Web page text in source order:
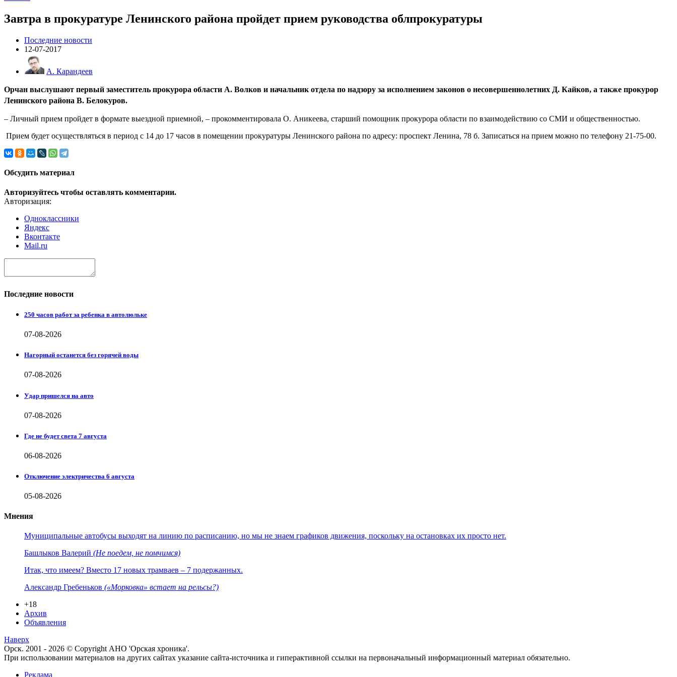
Завтра в прокуратуре Ленинского района пройдет прием руководства облпрокуратуры
Последние новости
12-07-2017
А. Карандеев
Орчан выслушают первый заместитель прокурора области А. Волков и начальник отдела по надзору за исполнением законов о несовершеннолетних Д. Кайков, а также прокурор
Ленинского района В. Белокуров.
– Личный прием пройдет в формате выездной приемной, – прокомментировала О. Аникеева, старший помощник прокурора области по взаимодействию со СМИ и общественностью.
Прием будет осуществляться в период с 14 до 17 часов в помещении прокуратуры Ленинского района по адресу: проспект Ленина, 78 б. Записаться на прием можно по телефону 21-75-00.
Обсудить материал
Авторизуйтесь чтобы оставлять комментарии.
Авторизация:
Одноклассники
Яндекс
Вконтакте
Mail.ru
Последние новости
250 часов работ за ребенка в автолюльке
07-08-2026
Нагорный останется без горячей воды
07-08-2026
Удар пришелся на авто
07-08-2026
Где не будет света 7 августа
06-08-2026
Отключение электричества 6 августа
05-08-2026
Мнения
Муниципальные автобусы выходят на линию по расписанию, но мы не знаем графиков движения, поскольку на остановках их просто нет.
Башлыков Валерий (Не поедем, не помчимся)
Итак, что имеем? Вместо 17 новых трамваев – 7 подержанных.
Александр Гребеньков («Морковка» встает на рельсы?)
+18
Архив
Объявления
Наверх
Орск. 2001 - 2026 © Copyright АНО 'Орская хроника'.
При использовании материалов на других сайтах указание сайта-источника и гиперактивной ссылки на первоначальный информационный материал обязательно.
Реклама